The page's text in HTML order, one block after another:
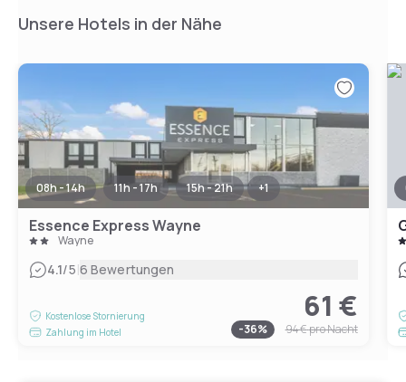
Unsere Hotels in der Nähe
08h - 14h 11h - 17h 15h - 21h +1
Essence Express Wayne
Wayne
4.1/5|6 Bewertungen
Kostenlose Stornierung
Zahlung im Hotel
61 €
-36% 94 €pro Nacht